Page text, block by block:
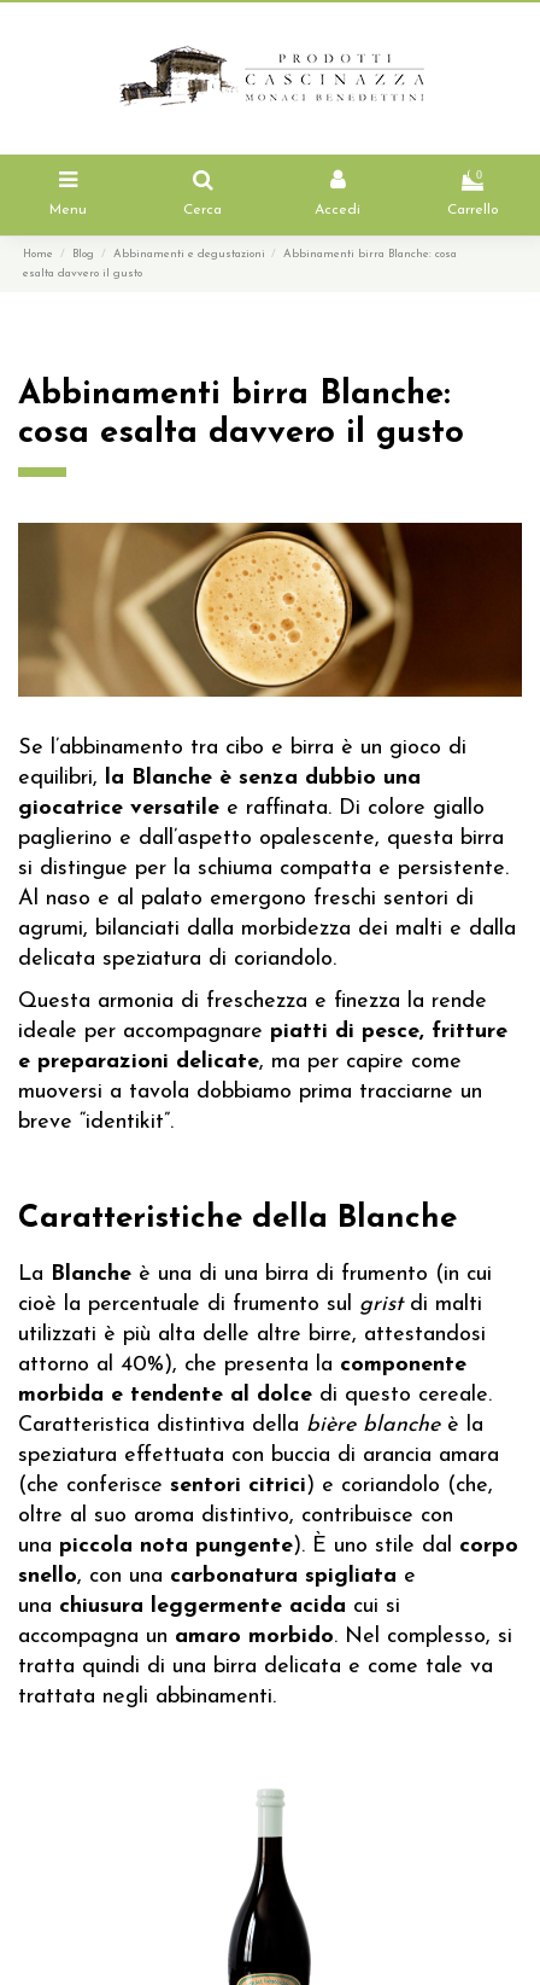
Menu Cerca Accedi
0
Carrello
Home Blog Abbinamenti e degustazioni
Abbinamenti birra Blanche: cosa
esalta davvero il gusto
Abbinamenti birra Blanche:
cosa esalta davvero il gusto
Se l’abbinamento tra cibo e birra è un gioco di
equilibri, la Blanche è senza dubbio una
giocatrice versatile e raffinata. Di colore giallo
paglierino e dall’aspetto opalescente, questa birra
si distingue per la schiuma compatta e persistente.
Al naso e al palato emergono freschi sentori di
agrumi, bilanciati dalla morbidezza dei malti e dalla
delicata speziatura di coriandolo.
Questa armonia di freschezza e finezza la rende
ideale per accompagnare piatti di pesce, fritture
e preparazioni delicate, ma per capire come
muoversi a tavola dobbiamo prima tracciarne un
breve “identikit”.
Caratteristiche della Blanche
La Blanche è una di una birra di frumento (in cui
cioè la percentuale di frumento sul gristdi malti
utilizzati è più alta delle altre birre, attestandosi
attorno al 40%), che presenta la componente
morbida e tendente al dolce di questo cereale.
Caratteristica distintiva della bière blancheè la
speziatura effettuata con buccia di arancia amara
(che conferisce sentori citrici) e coriandolo (che,
oltre al suo aroma distintivo, contribuisce con
una piccola nota pungente). È uno stile dal corpo
snello, con una carbonatura spigliata e
una chiusura leggermente acida cui si
accompagna un amaro morbido. Nel complesso, si
tratta quindi di una birra delicata e come tale va
trattata negli abbinamenti.